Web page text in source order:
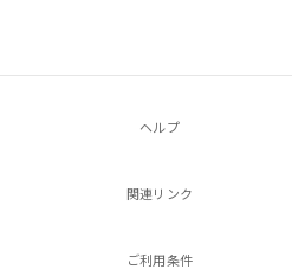
ヘルプ
関連リンク
ご利用条件